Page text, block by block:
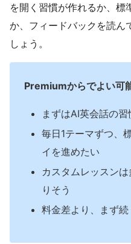
を開く習慣が作れるか、標
か、フィードバックを読ん
しょう。
Premiumからでよい可
まずはAI英会話の
毎日1テーマずつ、
イを進めたい
カスタムレッスン
りそう
料金差より、まず